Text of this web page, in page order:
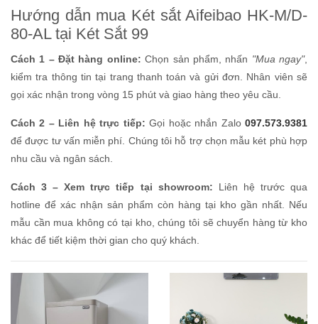
Hướng dẫn mua Két sắt Aifeibao HK-M/D-
80-AL tại Két Sắt 99
Cách 1 – Đặt hàng online: Chọn sản phẩm, nhấn "Mua ngay",
kiểm tra thông tin tại trang thanh toán và gửi đơn. Nhân viên sẽ
gọi xác nhận trong vòng 15 phút và giao hàng theo yêu cầu.
Cách 2 – Liên hệ trực tiếp: Gọi hoặc nhắn Zalo097.573.9381
để được tư vấn miễn phí. Chúng tôi hỗ trợ chọn mẫu két phù hợp
nhu cầu và ngân sách.
Cách 3 – Xem trực tiếp tại showroom: Liên hệ trước qua
hotline để xác nhận sản phẩm còn hàng tại kho gần nhất. Nếu
mẫu cần mua không có tại kho, chúng tôi sẽ chuyển hàng từ kho
khác để tiết kiệm thời gian cho quý khách.